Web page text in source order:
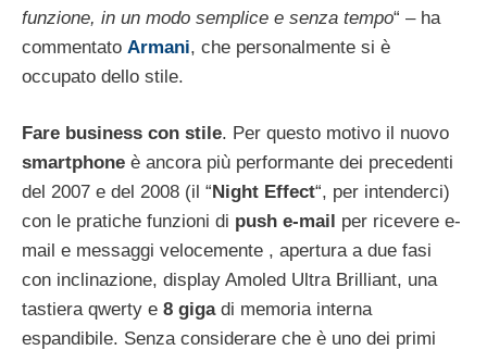
funzione, in un modo semplice e senza tempo“ – ha
commentato Armani, che personalmente si è
occupato dello stile.
Fare business con stile. Per questo motivo il nuovo
smartphone è ancora più performante dei precedenti
del 2007 e del 2008 (il “Night Effect“, per intenderci)
con le pratiche funzioni di push e-mail per ricevere e-
mail e messaggi velocemente , apertura a due fasi
con inclinazione, display Amoled Ultra Brilliant, una
tastiera qwerty e 8 gigadi memoria interna
espandibile. Senza considerare che è uno dei primi